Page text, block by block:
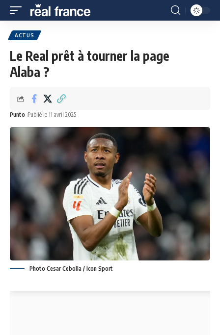
ACTUS
Le Real prêt à tourner la page
Alaba ?
Punto Publié le 11 avril 2025
Photo Cesar Cebolla / Icon Sport